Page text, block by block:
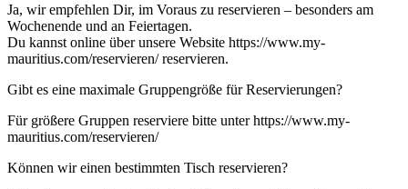
Ja, wir empfehlen Dir, im Voraus zu reservieren – besonders am
Wochenende und an Feiertagen.
Du kannst online über unsere Website https://www.my-
mauritius.com/reservieren/ reservieren.
Gibt es eine maximale Gruppengröße für Reservierungen?
Für größere Gruppen reserviere bitte unter https://www.my-
mauritius.com/reservieren/
Können wir einen bestimmten Tisch reservieren?